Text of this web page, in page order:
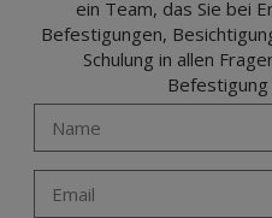
ein Team, das Sie bei
Befestigungen,
Schulung in allen